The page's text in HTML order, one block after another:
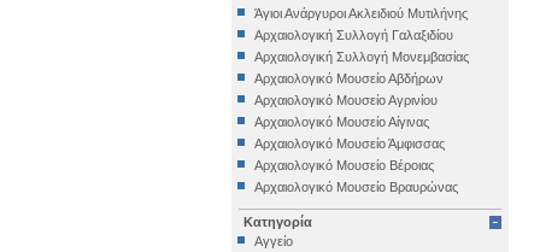
Άγιοι Ανάργυροι Ακλειδιού Μυτιλήνης
Αρχαιολογική Συλλογή Γαλαξιδίου
Αρχαιολογική Συλλογή Μονεμβασίας
Αρχαιολογικό Μουσείο Αβδήρων
Αρχαιολογικό Μουσείο Αγρινίου
Αρχαιολογικό Μουσείο Αίγινας
Αρχαιολογικό Μουσείο Άμφισσας
Αρχαιολογικό Μουσείο Βέροιας
Αρχαιολογικό Μουσείο Βραυρώνας
Αρχαιολογικό Μουσείο Δελφών
Αρχαιολογικό Μουσείο Ηγουμενίτσας
Κατηγορία
Αγγείο